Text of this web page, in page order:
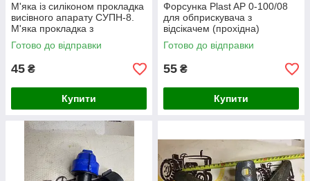
М'яка із силіконом прокладка
висівного апарату СУПН-8.
М'яка прокладка з
додаванням силікону на
сітківку
Готово до відправки
45 ₴
Купити
Форсунка Plast AP 0-100/08
для обприскувача з
відсікачем (прохідна)
Готово до відправки
55 ₴
Купити